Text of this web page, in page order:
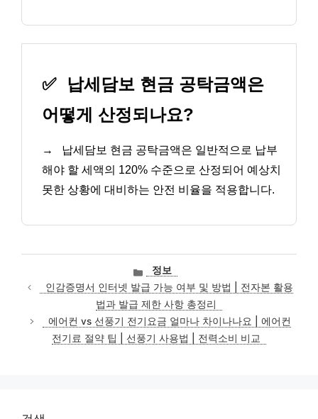
✅
납세담보 현금 공탁금액은
어떻게 산정되나요?
→
납세담보 현금 공탁금액은 일반적으로 납부
해야 할 세액의 120% 수준으로 산정되어 예상치
못한 상황에 대비하는 안전 비율을 적용합니다.
카
테
고
리
정보
인감증명서 인터넷 발급 가능 여부 및 방법 | 전자본 활용
법과 발급 제한 사항 총정리
에어컨 vs 선풍기 전기요금 얼마나 차이나나요 | 에어컨
전기료 절약 팁 | 선풍기 사용법 | 전력소비 비교